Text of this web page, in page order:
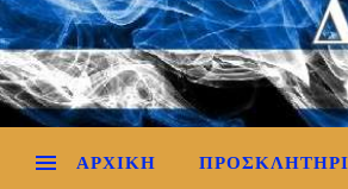
ΑΡΧΙΚΉ